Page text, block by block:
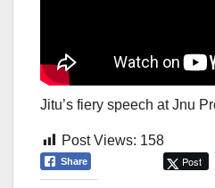
Jitu’s fiery speech at Jnu
Post Views: 158
Share Post